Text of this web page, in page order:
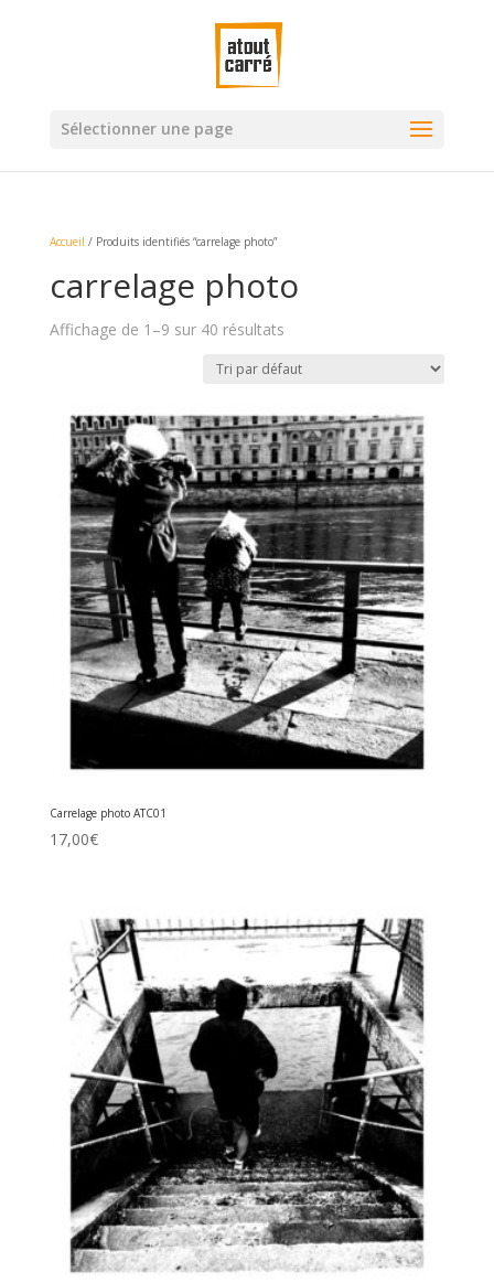
Sélectionner une page
Accueil / Produits identifiés “carrelage photo”
carrelage photo
Affichage de 1–9 sur 40 résultats
Carrelage photo ATC01
17,00€